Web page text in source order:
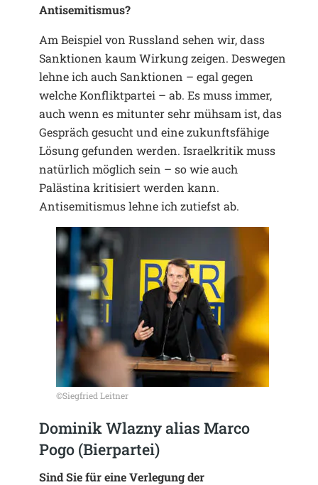
Antisemitismus?
Am Beispiel von Russland sehen wir, dass
Sanktionen kaum Wirkung zeigen. Deswegen
lehne ich auch Sanktionen – egal gegen
welche Konfliktpartei – ab. Es muss immer,
auch wenn es mitunter sehr mühsam ist, das
Gespräch gesucht und eine zukunftsfähige
Lösung gefunden werden. Israelkritik muss
natürlich möglich sein – so wie auch
Palästina kritisiert werden kann.
Antisemitismus lehne ich zutiefst ab.
©Siegfried Leitner
Dominik Wlazny alias Marco
Pogo (Bierpartei)
Sind Sie für eine Verlegung der